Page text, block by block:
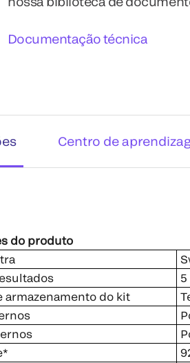
Documentação técnica
Centro de
do produto
armazenamento do kit